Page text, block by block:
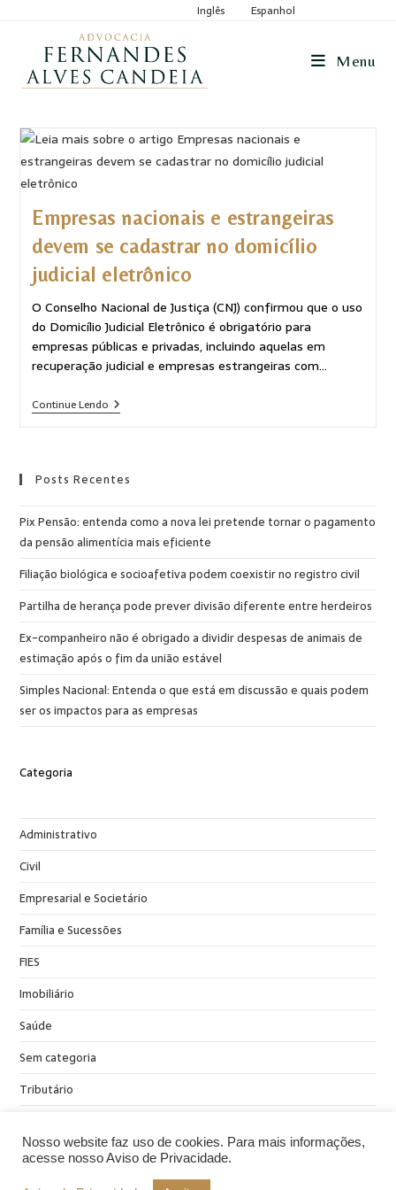
Inglês Espanhol
Menu
Empresas nacionais e estrangeiras
devem se cadastrar no domicílio
judicial eletrônico
O Conselho Nacional de Justiça (CNJ) confirmou que o uso
do Domicílio Judicial Eletrônico é obrigatório para
empresas públicas e privadas, incluindo aquelas em
recuperação judicial e empresas estrangeiras com…
Continue Lendo
Posts Recentes
Pix Pensão: entenda como a nova lei pretende tornar o pagamento
da pensão alimentícia mais eficiente
Filiação biológica e socioafetiva podem coexistir no registro civil
Partilha de herança pode prever divisão diferente entre herdeiros
Ex-companheiro não é obrigado a dividir despesas de animais de
estimação após o fim da união estável
Simples Nacional: Entenda o que está em discussão e quais podem
ser os impactos para as empresas
Categoria
Administrativo
Civil
Empresarial e Societário
Família e Sucessões
FIES
Imobiliário
Saúde
Sem categoria
Tributário
Nosso website faz uso de cookies. Para mais informações,
acesse nosso Aviso de Privacidade.